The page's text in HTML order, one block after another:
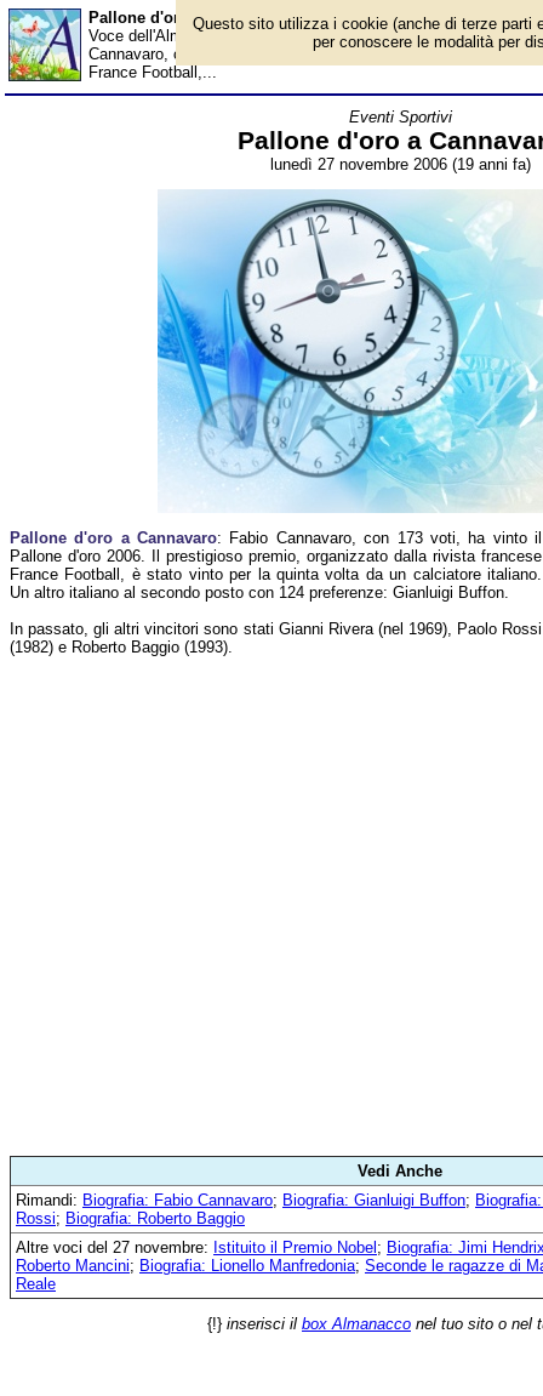
Pallone d'oro a Cannavaro - Almanacco
Voce dell'Almanacco del 27 novembre, per la rubrica 'Eventi
Cannavaro, con 173 voti, ha vinto il Pallone d'oro 2006. Il
France Football,...
Eventi Sportivi
Pallone d'oro a
lunedì 27 novembre 2006 (19 anni fa)
Pallone d'oro a Cannavaro: Fabio Cannavaro, con 173 voti, ha vinto il
Pallone d'oro 2006. Il prestigioso premio, organizzato dalla rivista francese
France Football, è stato vinto per la quinta volta da un calciatore italiano.
Un altro italiano al secondo posto con 124 preferenze: Gianluigi Buffon.
In passato, gli altri vincitori sono stati Gianni Rivera (nel 1969), Paolo Rossi
(1982) e Roberto Baggio (1993).
Vedi Anche
Rimandi: Biografia: Fabio Cannavaro; Biografia: Gianluigi Buffon;
Rossi; Biografia: Roberto Baggio
Altre voci del 27 novembre: Istituito il Premio Nobel ; Biografia: Jimi
Roberto Mancini; Biografia: Lionello Manfredonia; Seconde le ragazze di
Reale
{!} inserisci il box Almanacco nel tuo sito o nel
Questo sito utilizza i cookie (anche di terze parti
per conoscere le modalità per